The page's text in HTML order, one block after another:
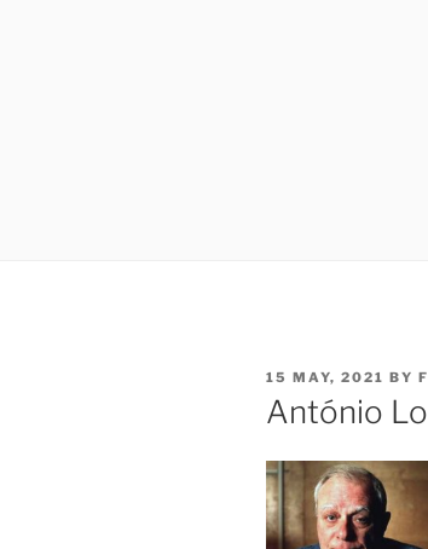
15 MAY, 2021 BY
António